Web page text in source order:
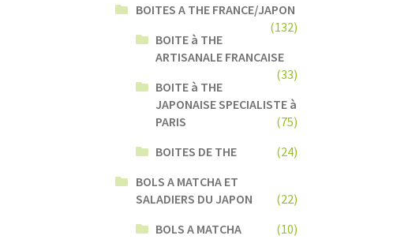
BOITES A THE FRANCE/JAPON
(132)
BOITE à THE
ARTISANALE FRANCAISE
(33)
BOITE à THE
JAPONAISE SPECIALISTE à
PARIS
(75)
BOITES DE THE
(24)
BOLS A MATCHA ET
SALADIERS DU JAPON
(22)
BOLS A MATCHA
(10)